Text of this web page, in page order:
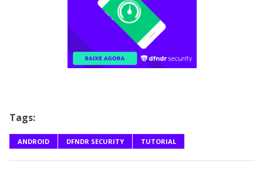
Tags:
ANDROID DFNDR SECURITY TUTORIAL